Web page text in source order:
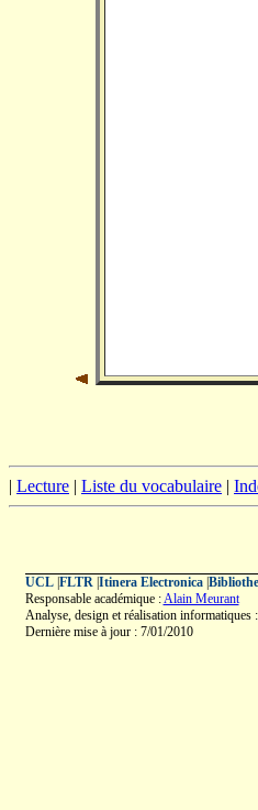
| Lecture | Liste du vocabulaire |
UCL| FLTR| Itinera Electronica|
Responsable académique :Alain Meurant
Analyse, design et réalisation informatiques :
Dernière mise à jour : 7/01/2010